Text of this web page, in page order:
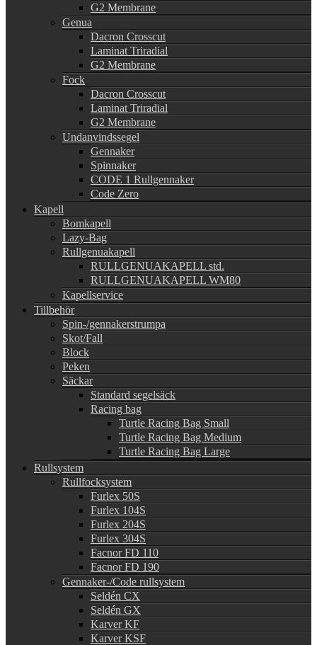
G2 Membrane
Genua
Dacron Crosscut
Laminat Triradial
G2 Membrane
Fock
Dacron Crosscut
Laminat Triradial
G2 Membrane
Undanvindssegel
Gennaker
Spinnaker
CODE 1 Rullgennaker
Code Zero
Kapell
Bomkapell
Lazy-Bag
Rullgenuakapell
RULLGENUAKAPELL std.
RULLGENUAKAPELL WM80
Kapellservice
Tillbehör
Spin-/gennakerstrumpa
Skot/Fall
Block
Peken
Säckar
Standard segelsäck
Racing bag
Turtle Racing Bag Small
Turtle Racing Bag Medium
Turtle Racing Bag Large
Rullsystem
Rullfocksystem
Furlex 50S
Furlex 104S
Furlex 204S
Furlex 304S
Facnor FD 110
Facnor FD 190
Gennaker-/Code rullsystem
Seldén CX
Seldén GX
Karver KF
Karver KSF